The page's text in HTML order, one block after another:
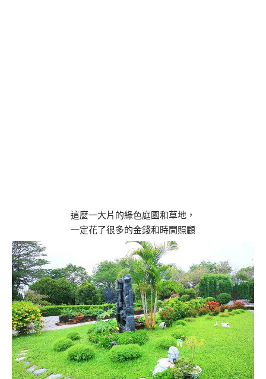
這麼一大片的綠色庭園和草地，
一定花了很多的金錢和時間照顧